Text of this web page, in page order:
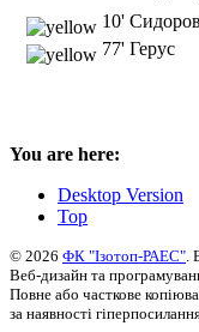
10' Сидоров
77' Герус
You are here:
Desktop Version
Top
© 2026 ФК "Ізотоп-РАЕС"
Веб-дизайн та
Повне або часткове
за наявності